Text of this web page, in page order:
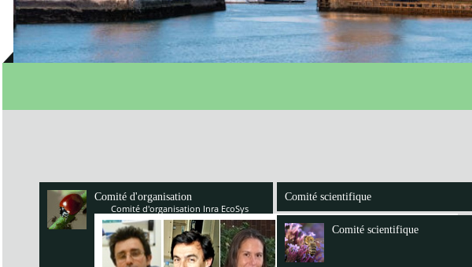
Comité d'organisation
Comité d'organisation Inra EcoSys
Comité scientifique
Comité scientifique